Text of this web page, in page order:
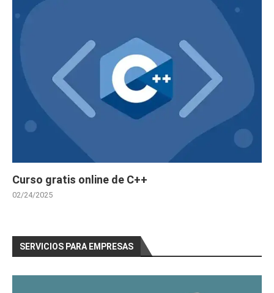
Curso gratis online de C++
02/24/2025
SERVICIOS PARA EMPRESAS